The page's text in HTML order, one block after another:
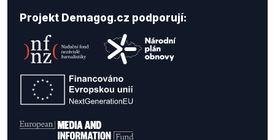
Projekt Demagog.cz podporují: